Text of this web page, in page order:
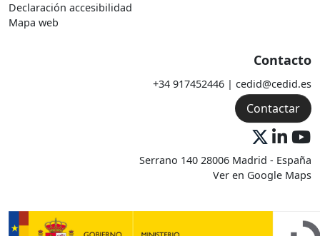
Declaración accesibilidad
Mapa web
Contacto
+34 917452446 | cedid@cedid.es
Contactar
Serrano 140 28006 Madrid - España
Ver en Google Maps